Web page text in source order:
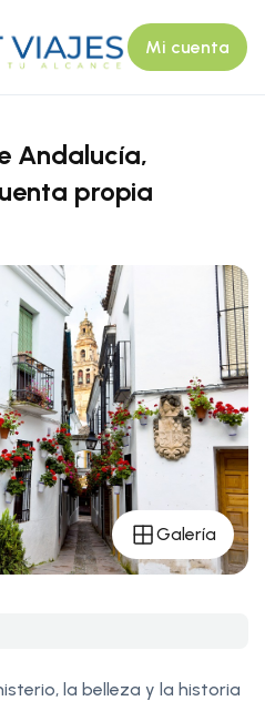
Mi cuenta
Andalucía,
propia
Galería
la belleza y la historia